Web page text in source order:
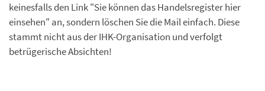
keinesfalls den Link "Sie können das Handelsregister hier
einsehen" an, sondern löschen Sie die Mail einfach. Diese
stammt nicht aus der IHK-Organisation und verfolgt
betrügerische Absichten!